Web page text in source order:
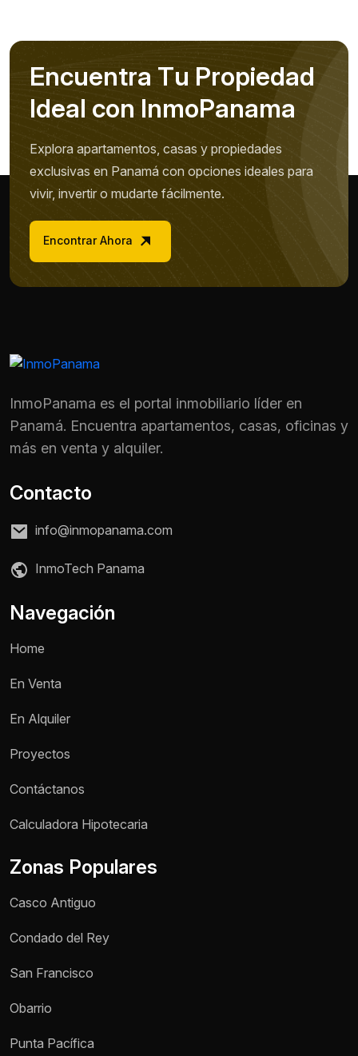
Encuentra Tu Propiedad
Ideal con InmoPanama
Explora apartamentos, casas y propiedades
exclusivas en Panamá con opciones ideales para
vivir, invertir o mudarte fácilmente.
Encontrar Ahora
InmoPanama es el portal inmobiliario líder en
Panamá. Encuentra apartamentos, casas, oficinas y
más en venta y alquiler.
Contacto
info@inmopanama.com
InmoTech Panama
Navegación
Home
En Venta
En Alquiler
Proyectos
Contáctanos
Calculadora Hipotecaria
Zonas Populares
Casco Antiguo
Condado del Rey
San Francisco
Obarrio
Punta Pacífica